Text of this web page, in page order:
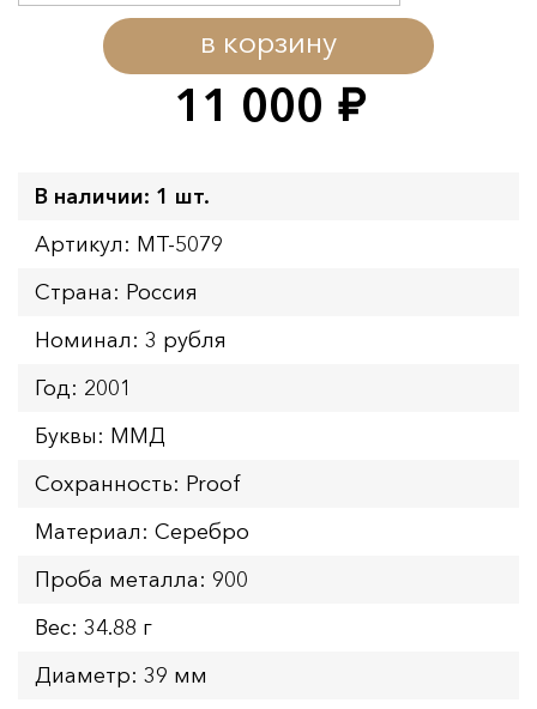
11 000 руб.
в корзину
В наличии: 1 шт.
Артикул: MT-5079
Страна: Россия
Номинал: 3 рубля
Год: 2001
Буквы: ММД
Сохранность: Proof
Материал: Серебро
Проба металла: 900
Вес: 34.88 г
Диаметр: 39 мм